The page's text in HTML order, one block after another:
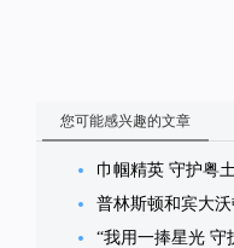
您可能感兴趣的文章
巾帼精英 守护粤
普林斯顿和宾大
“我用一捧星光 守